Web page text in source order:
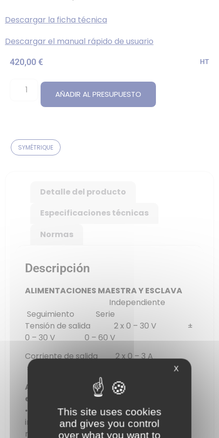
Descargar la ficha técnica
Descargar el manual rápido de usuario
420,00 € HT
AÑADIR AL PRESUPUESTO
SYMÉTRIQUE
Detalle del producto
Especificaciones técnicas
Normas
Descripción
ALIMENTACIONES MAESTRA Y ESCLAVA
Independiente
Seguimiento Serie
Tensión de salida 2 x 0 – 30 V
±
0 – 30 V
0 – 60 V
Corriente de salida2 x 0 – 3 A
± 0 – 3 A
Alimentaciones A y B (maestra y
esclava)
• El modo «Seguimiento/Serie» conecta
internamente los terminales – de la
maestra y los terminales + de la esclava
X
This site uses cookies
and gives you control
over what you want to